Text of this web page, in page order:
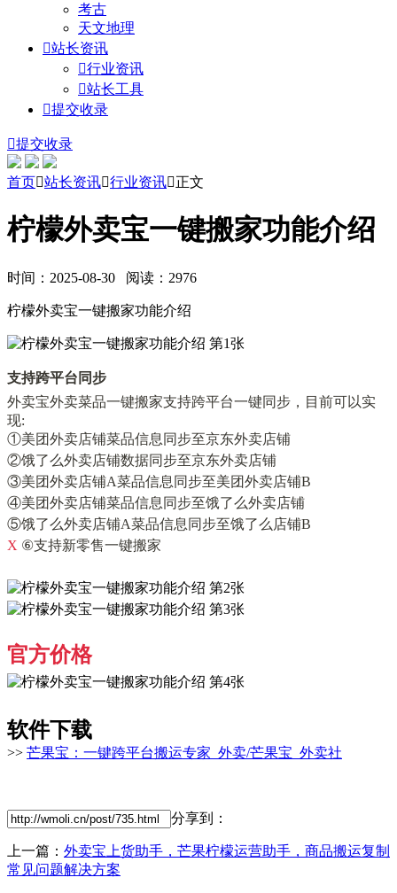
考古
天文地理
站长资讯
行业资讯
站长工具
提交收录
提交收录
首页站长资讯行业资讯正文
柠檬外卖宝一键搬家功能介绍
时间：2025-08-30 阅读：2976
柠檬外卖宝一键搬家功能介绍
支持跨平台同步
外卖宝外卖菜品一键搬家支持跨平台一键同步，目前可以实
现:
①美团外卖店铺菜品信息同步至京东外卖店铺
②饿了么外卖店铺数据同步至京东外卖店铺
③美团外卖店铺A菜品信息同步至美团外卖店铺B
④美团外卖店铺菜品信息同步至饿了么外卖店铺
⑤饿了么外卖店铺A菜品信息同步至饿了么店铺B
X ⑥支持新零售一键搬家
官方价格
软件下载
>> 芒果宝：一键跨平台搬运专家_外卖/芒果宝_外卖社
分享到：
上一篇： 外卖宝上货助手，芒果柠檬运营助手，商品搬运复制
常见问题解决方案